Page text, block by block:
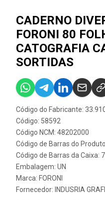
CADERNO
FORONI 80
CATOGRAFIA
SORTIDAS
Código do Fabricante:
Código: 58592
Código NCM: 48202000
Código de Barras do
Código de Barras da Caixa:
Embalagem: UN
Marca: FORONI
Fornecedor: INDUSRIA